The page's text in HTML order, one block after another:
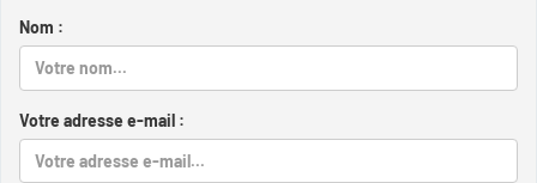
Nom :
Votre adresse e-mail :